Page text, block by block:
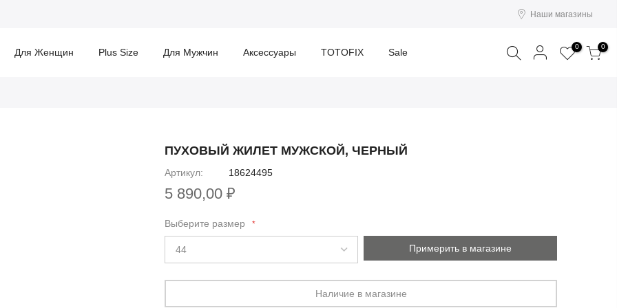
Наши магазины
Для Женщин Plus Size Для Мужчин Аксессуары TOTOFIX Sale Поиск 0 0
ПУХОВЫЙ ЖИЛЕТ МУЖСКОЙ, ЧЕРНЫЙ
Артикул 18624495
5 890,00 ₽
Выберите размер
Примерить в магазине
Наличие в магазине